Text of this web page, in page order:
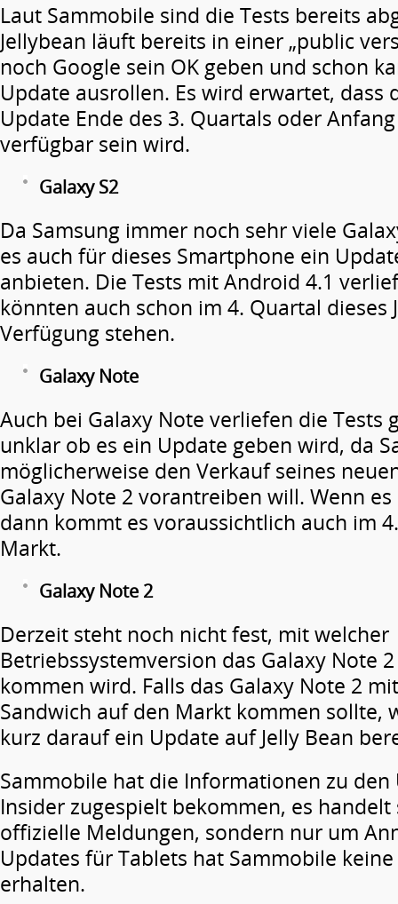
Laut Sammobile sind die Tests bereits
Jellybean läuft bereits in einer „public
noch Google sein OK geben und schon
Update ausrollen. Es wird erwartet, dass
Update Ende des 3. Quartals oder
verfügbar sein wird.
Galaxy S2
Da Samsung immer noch sehr viele
es auch für dieses Smartphone ein
anbieten. Die Tests mit Android 4.1
könnten auch schon im 4. Quartal dieses
Verfügung stehen.
Galaxy Note
Auch bei Galaxy Note verliefen die Tests
unklar ob es ein Update geben wird, da
möglicherweise den Verkauf seines
Galaxy Note 2 vorantreiben will. Wenn
dann kommt es voraussichtlich auch im
Markt.
Galaxy Note 2
Derzeit steht noch nicht fest, mit welcher
Betriebssystemversion das Galaxy Note
kommen wird. Falls das Galaxy Note 2
Sandwich auf den Markt kommen sollte,
kurz darauf ein Update auf Jelly Bean
Sammobile hat die Informationen zu
Insider zugespielt bekommen, es
offizielle Meldungen, sondern nur um
Updates für Tablets hat Sammobile
erhalten.